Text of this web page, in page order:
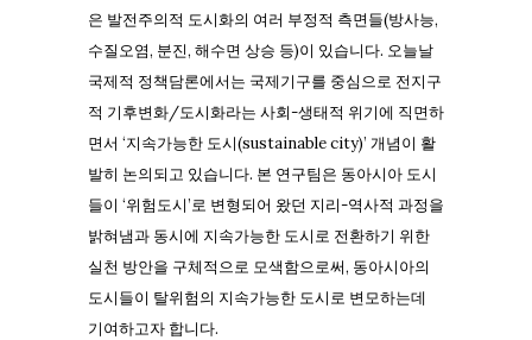
은 발전주의적 도시화의 여러 부정적 측면들(방사능,
수질오염, 분진, 해수면 상승 등)이 있습니다. 오늘날
국제적 정책담론에서는 국제기구를 중심으로 전지구
적 기후변화/도시화라는 사회-생태적 위기에 직면하
면서 ‘지속가능한 도시(sustainable city)’ 개념이 활
발히 논의되고 있습니다. 본 연구팀은 동아시아 도시
들이 ‘위험도시’로 변형되어 왔던 지리-역사적 과정을
밝혀냄과 동시에 지속가능한 도시로 전환하기 위한
실천 방안을 구체적으로 모색함으로써, 동아시아의
도시들이 탈위험의 지속가능한 도시로 변모하는데
기여하고자 합니다.